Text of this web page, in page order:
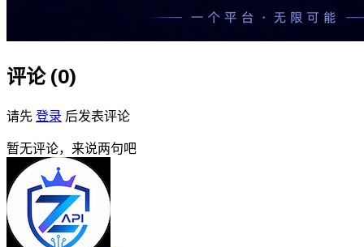
评论 (0)
请先 登录 后发表评论
暂无评论，来说两句吧